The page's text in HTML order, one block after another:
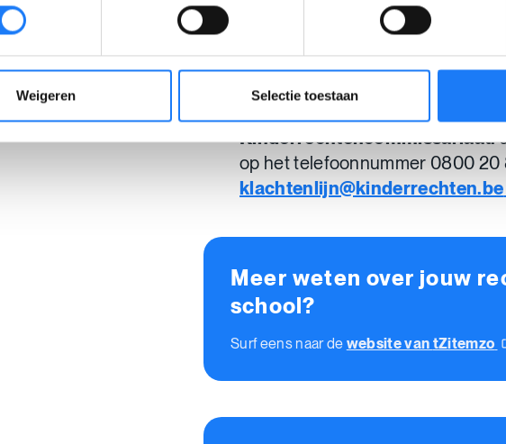
Weigeren Selectie toestaan
Helpt dat ook niet? Volg dan de
van het onderwijsnet. De
Bestuur
behandelt dan jouw
Je kan ook met al je klachten
Kinderrechtencommissariaat.
op het telefoonnummer 0800 20
klachtenlijn@kinderrechten.be
Meer weten over jouw
school?
Surf eens naar de website van tZitemzo